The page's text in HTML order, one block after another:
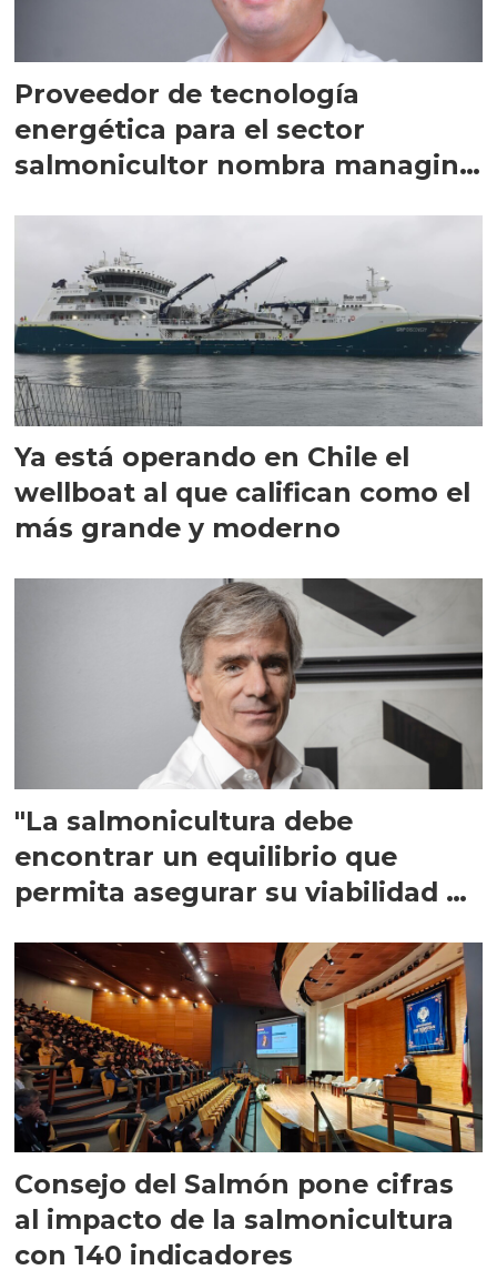
Proveedor de tecnología
energética para el sector
salmonicultor nombra managing
Ya está operando en Chile el
wellboat al que califican como el
más grande y moderno
"La salmonicultura debe
encontrar un equilibrio que
permita asegurar su viabilidad de
Consejo del Salmón pone cifras
al impacto de la salmonicultura
con 140 indicadores